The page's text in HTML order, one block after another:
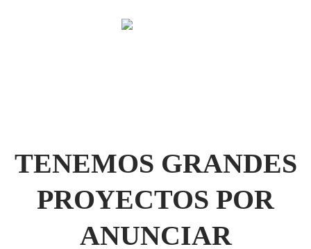
TENEMOS GRANDES
PROYECTOS POR
ANUNCIAR